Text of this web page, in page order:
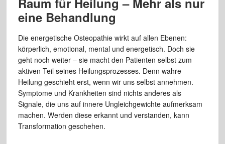
eine Behandlung
Die energetische Osteopathie wirkt auf allen Ebenen:
körperlich, emotional, mental und energetisch. Doch sie
geht noch weiter – sie macht den Patienten selbst zum
aktiven Teil seines Heilungsprozesses. Denn wahre
Heilung geschieht erst, wenn wir uns selbst annehmen.
Symptome und Krankheiten sind nichts anderes als
Signale, die uns auf innere Ungleichgewichte aufmerksam
machen. Werden diese erkannt und verstanden, kann
Transformation geschehen.